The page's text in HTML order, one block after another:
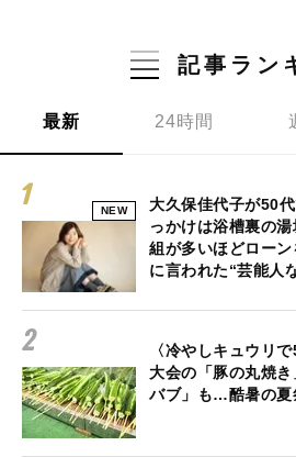
記事ラン
最新 24時間
NEW
大久保佳代子が50
っかけは浴槽裏の
組が多いほどロー
に言われた“芸能人
〈冷やしキュウリ
大会の「豚の丸焼
バブ」も…酷暑の夏